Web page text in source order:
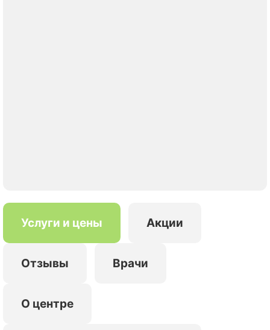
Услуги и цены Акции
Отзывы Врачи
О центре